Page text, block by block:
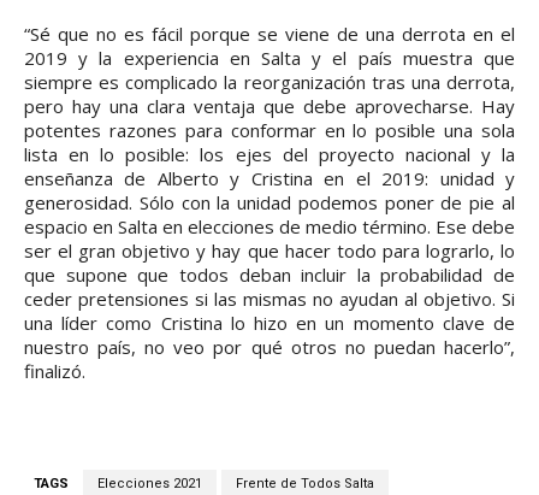
“Sé que no es fácil porque se viene de una derrota en el
2019 y la experiencia en Salta y el país muestra que
siempre es complicado la reorganización tras una derrota,
pero hay una clara ventaja que debe aprovecharse. Hay
potentes razones para conformar en lo posible una sola
lista en lo posible: los ejes del proyecto nacional y la
enseñanza de Alberto y Cristina en el 2019: unidad y
generosidad. Sólo con la unidad podemos poner de pie al
espacio en Salta en elecciones de medio término. Ese debe
ser el gran objetivo y hay que hacer todo para lograrlo, lo
que supone que todos deban incluir la probabilidad de
ceder pretensiones si las mismas no ayudan al objetivo. Si
una líder como Cristina lo hizo en un momento clave de
nuestro país, no veo por qué otros no puedan hacerlo”,
finalizó.
TAGS Elecciones 2021 Frente de Todos Salta